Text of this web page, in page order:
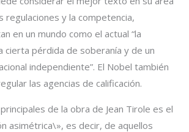
regulaciones y la competencia,
en un mundo como el actual “la
cierta pérdida de soberanía y de un
independiente”. El Nobel también
las agencias de calificación.
de la obra de Jean Tirole es el
asimétrica\», es decir, de aquellos